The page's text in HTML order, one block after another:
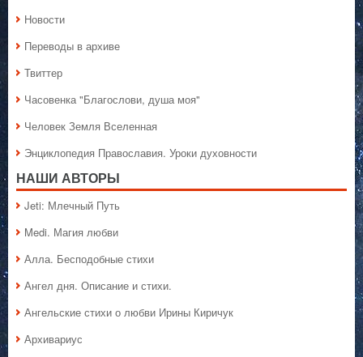
Новости
Переводы в архиве
Твиттер
Часовенка "Благослови, душа моя"
Человек Земля Вселенная
Энциклопедия Православия. Уроки духовности
НАШИ АВТОРЫ
Jeti: Млечный Путь
Medi. Магия любви
Алла. Бесподобные стихи
Ангел дня. Описание и стихи.
Ангельские стихи о любви Ирины Киричук
Архивариус